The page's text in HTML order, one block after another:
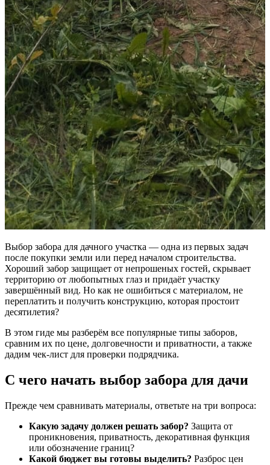
Выбор забора для дачного участка — одна из первых задач
после покупки земли или перед началом строительства.
Хороший забор защищает от непрошеных гостей, скрывает
территорию от любопытных глаз и придаёт участку
завершённый вид. Но как не ошибиться с материалом, не
переплатить и получить конструкцию, которая простоит
десятилетия?
В этом гиде мы разберём все популярные типы заборов,
сравним их по цене, долговечности и приватности, а также
дадим чек-лист для проверки подрядчика.
С чего начать выбор забора для дачи
Прежде чем сравнивать материалы, ответьте на три вопроса:
Какую задачу должен решать забор? Защита от
проникновения, приватность, декоративная функция
или обозначение границ?
Какой бюджет вы готовы выделить? Разброс цен